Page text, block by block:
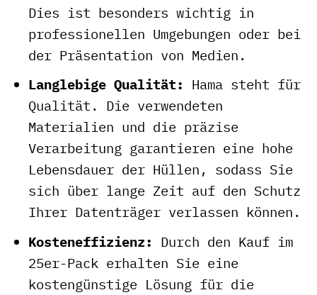
Dies ist besonders wichtig in
professionellen Umgebungen oder bei
der Präsentation von Medien.
Langlebige Qualität: Hama steht für
Qualität. Die verwendeten
Materialien und die präzise
Verarbeitung garantieren eine hohe
Lebensdauer der Hüllen, sodass Sie
sich über lange Zeit auf den Schutz
Ihrer Datenträger verlassen können.
Kosteneffizienz: Durch den Kauf im
25er-Pack erhalten Sie eine
kostengünstige Lösung für die